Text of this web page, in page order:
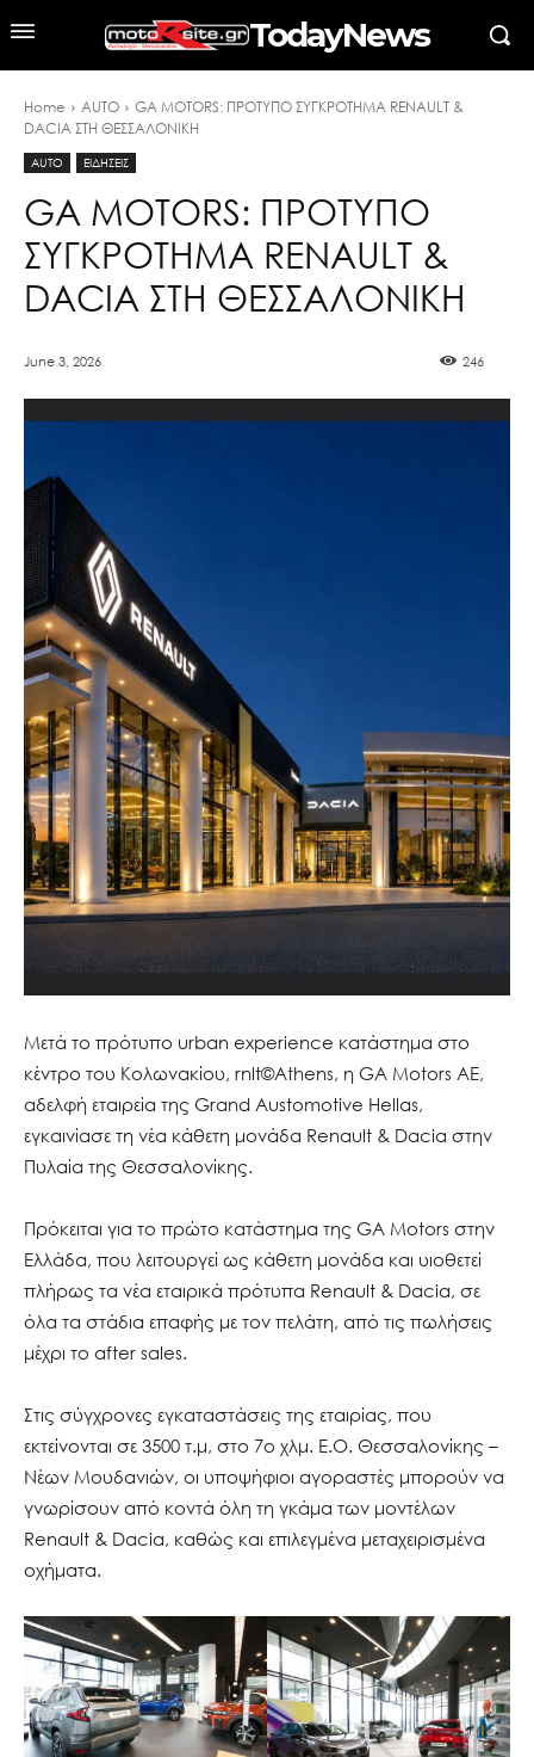
TodayNews
Home AUTO
GA MOTORS: ΠΡΟΤΥΠΟ ΣΥΓΚΡΟΤΗΜΑ RENAULT &
DACIA ΣΤΗ ΘΕΣΣΑΛΟΝΙΚΗ
AUTO ΕΙΔΗΣΕΙΣ
GA MOTORS: ΠΡΟΤΥΠΟ
ΣΥΓΚΡΟΤΗΜΑ RENAULT &
DACIA ΣΤΗ ΘΕΣΣΑΛΟΝΙΚΗ
June 3, 2026 246
Μετά το πρότυπο urban experience κατάστημα στο
κέντρο του Κολωνακίου, rnlt©Athens, η GA Motors AE,
αδελφή εταιρεία της Grand Austomotive Hellas,
εγκαινίασε τη νέα κάθετη μονάδα Renault & Dacia στην
Πυλαία της Θεσσαλονίκης.
Πρόκειται για το πρώτο κατάστημα της GA Motors στην
Ελλάδα, που λειτουργεί ως κάθετη μονάδα και υιοθετεί
πλήρως τα νέα εταιρικά πρότυπα Renault & Dacia, σε
όλα τα στάδια επαφής με τον πελάτη, από τις πωλήσεις
μέχρι το after sales.
Στις σύγχρονες εγκαταστάσεις της εταιρίας, που
εκτείνονται σε 3500 τ.μ, στο 7ο χλμ. Ε.Ο. Θεσσαλονίκης –
Νέων Μουδανιών, οι υποψήφιοι αγοραστές μπορούν να
γνωρίσουν από κοντά όλη τη γκάμα των μοντέλων
Renault & Dacia, καθώς και επιλεγμένα μεταχειρισμένα
οχήματα.